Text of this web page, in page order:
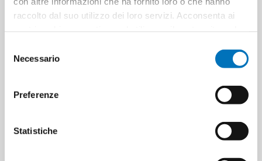
raccolto dal suo utilizzo dei loro servizi. Acconsenta ai
delNecessario
Preferenze
Statistiche
Cartoni per pallet 225
Cartoni per strato 9
ETICHETTA DEL PRODOTTO 8000061027178